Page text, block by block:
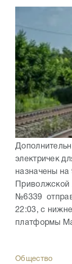
электричек
назначены
Приволжской
№6339
22:03, с
платформы
Общество